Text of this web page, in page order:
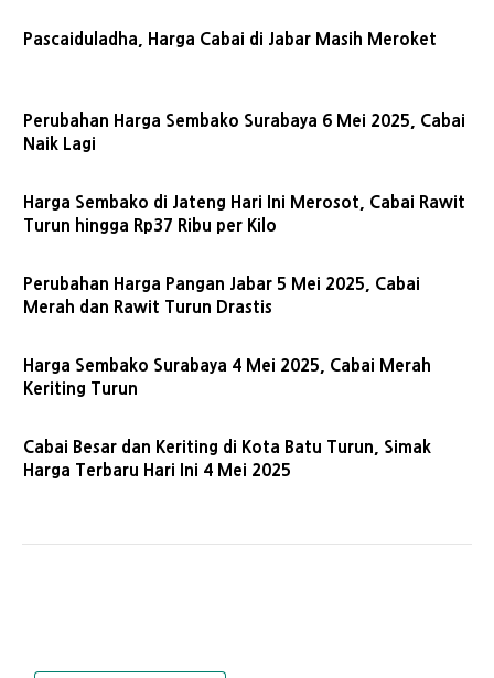
Pascaiduladha, Harga Cabai di Jabar Masih Meroket
Perubahan Harga Sembako Surabaya 6 Mei 2025, Cabai
Naik Lagi
Harga Sembako di Jateng Hari Ini Merosot, Cabai Rawit
Turun hingga Rp37 Ribu per Kilo
Perubahan Harga Pangan Jabar 5 Mei 2025, Cabai
Merah dan Rawit Turun Drastis
Harga Sembako Surabaya 4 Mei 2025, Cabai Merah
Keriting Turun
Cabai Besar dan Keriting di Kota Batu Turun, Simak
Harga Terbaru Hari Ini 4 Mei 2025